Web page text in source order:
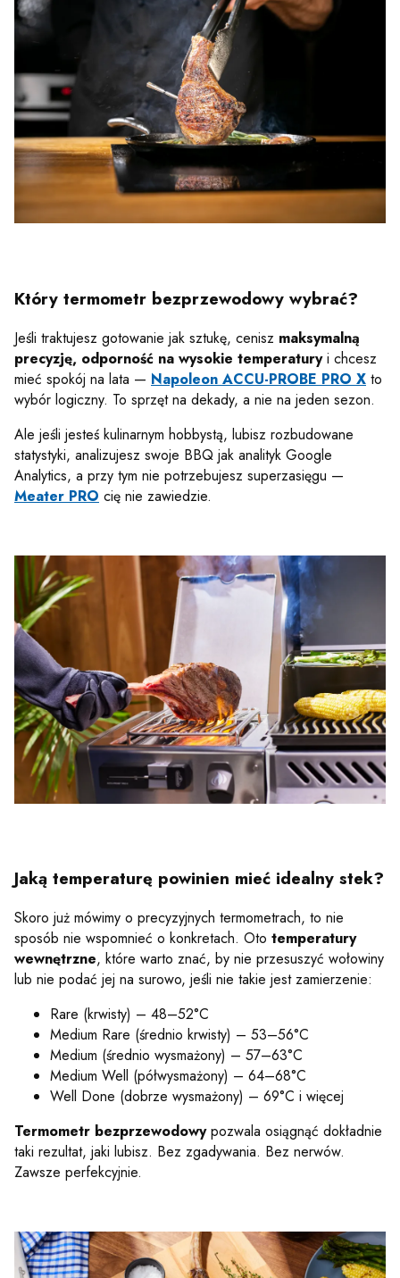
Który termometr bezprzewodowy wybrać?
Jeśli traktujesz gotowanie jak sztukę, cenisz maksymalną
precyzję, odporność na wysokie temperaturyi chcesz
mieć spokój na lata — Napoleon ACCU-PROBE PRO X to
wybór logiczny. To sprzęt na dekady, a nie na jeden sezon.
Ale jeśli jesteś kulinarnym hobbystą, lubisz rozbudowane
statystyki, analizujesz swoje BBQ jak analityk Google
Analytics, a przy tym nie potrzebujesz superzasięgu —
Meater PRO cię nie zawiedzie.
Jaką temperaturę powinien mieć idealny stek?
Skoro już mówimy o precyzyjnych termometrach, to nie
sposób nie wspomnieć o konkretach. Oto temperatury
wewnętrzne, które warto znać, by nie przesuszyć wołowiny
lub nie podać jej na surowo, jeśli nie takie jest zamierzenie:
Rare (krwisty) – 48–52°C
Medium Rare (średnio krwisty) – 53–56°C
Medium (średnio wysmażony) – 57–63°C
Medium Well (półwysmażony) – 64–68°C
Well Done (dobrze wysmażony) – 69°C i więcej
Termometr bezprzewodowypozwala osiągnąć dokładnie
taki rezultat, jaki lubisz. Bez zgadywania. Bez nerwów.
Zawsze perfekcyjnie.